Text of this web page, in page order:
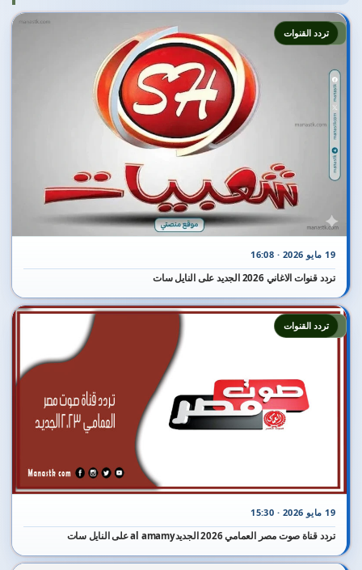
1
19 مايو 2026 · 16:08
تردد قنوات الاغاني 2026 الجديد على النايل سات
تردد القنوات
2
19 مايو 2026 · 15:30
تردد قناة صوت مصر العمامي 2026 الجديدal amamy على النايل سات
تردد القنوات